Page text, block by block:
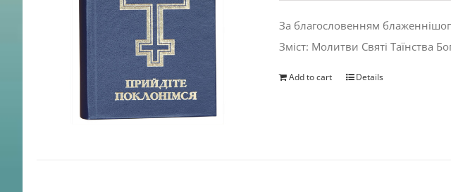
$35.00.$29.99.
За благословенням
Зміст: Молитви Святі Таїнства
Add to cart Details